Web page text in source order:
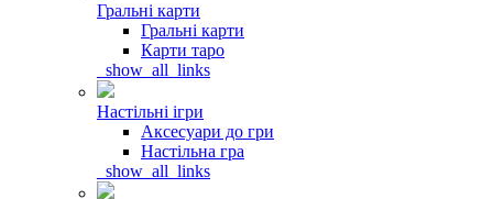
Гральні карти
Гральні карти
Карти таро
_show_all_links
Настільні ігри
Аксесуари до гри
Настільна гра
_show_all_links